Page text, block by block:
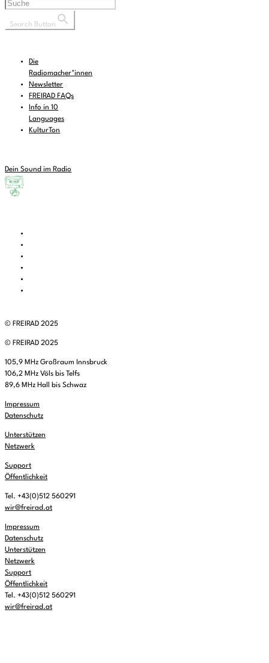
Search Button
Die
Radiomacher*innen
Newsletter
FREIRAD FAQs
Info in 10
Languages
KulturTon
Dein Sound im Radio
© FREIRAD 2025
© FREIRAD 2025
105,9 MHz Großraum Innsbruck
106,2 MHz Völs bis Telfs
89,6 MHz Hall bis Schwaz
Impressum
Datenschutz
Unterstützen
Netzwerk
Support
Öffentlichkeit
Tel. +43(0)512 560291
wir@freirad.at
Impressum
Datenschutz
Unterstützen
Netzwerk
Support
Öffentlichkeit
Tel. +43(0)512 560291
wir@freirad.at